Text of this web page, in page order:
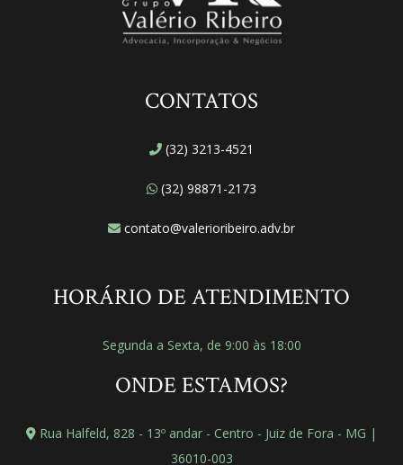
CONTATOS
(32) 3213-4521
(32) 98871-2173
contato@valerioribeiro.adv.br
HORÁRIO DE ATENDIMENTO
Segunda a Sexta, de 9:00 às 18:00
ONDE ESTAMOS?
Rua Halfeld, 828 - 13º andar - Centro - Juiz de Fora - MG |
36010-003